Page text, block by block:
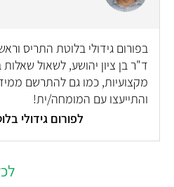
בפורום גידולי בלוטת התריס
ד"ר בן ציון יהושע, לשאול
מקצועיות, כמו גם להתרשם
והתייעצו עם המומחה/ית!
לפורום גידולי